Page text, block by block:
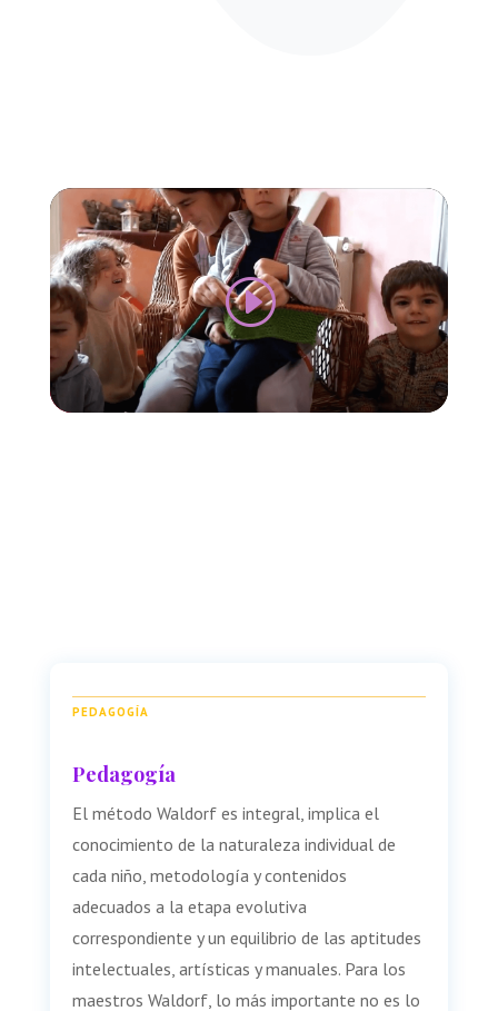
PEDAGOGÍA
Pedagogía
El método Waldorf es integral, implica el
conocimiento de la naturaleza individual de
cada niño, metodología y contenidos
adecuados a la etapa evolutiva
correspondiente y un equilibrio de las aptitudes
intelectuales, artísticas y manuales. Para los
maestros Waldorf, lo más importante no es lo